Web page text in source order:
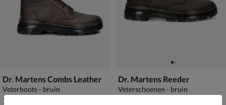
Dr. Martens Combs Leather
Veterboots - bruin
€ 179,99
179
Dr. Martens Reeder
Veterschoenen - bruin